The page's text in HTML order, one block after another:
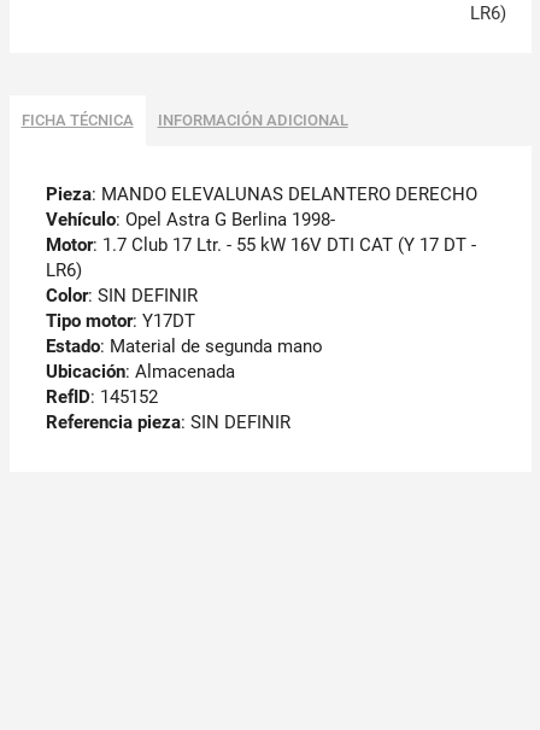
LR6)
FICHA TÉCNICA INFORMACIÓN ADICIONAL
Pieza: MANDO ELEVALUNAS DELANTERO DERECHO
Vehículo: Opel Astra G Berlina 1998-
Motor: 1.7 Club 17 Ltr. - 55 kW 16V DTI CAT (Y 17 DT -
LR6)
Color: SIN DEFINIR
Tipo motor: Y17DT
Estado: Material de segunda mano
Ubicación: Almacenada
RefID: 145152
Referencia pieza: SIN DEFINIR